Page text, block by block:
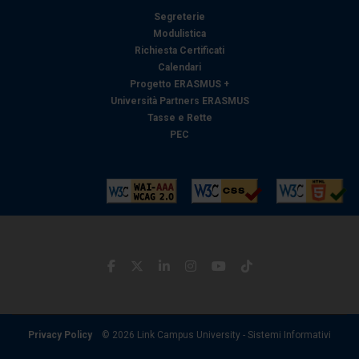
raccolto dal suo utilizzo dei loro servizi.
Segreterie
Modulistica
Richiesta Certificati
Calendari
Progetto ERASMUS +
Università Partners ERASMUS
Tasse e Rette
PEC
Privacy Policy © 2026 Link Campus University - Sistemi Informativi